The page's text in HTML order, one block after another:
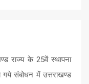
राज्य के 25वें स्थापना
गये संबोधन में उत्तराखण्ड